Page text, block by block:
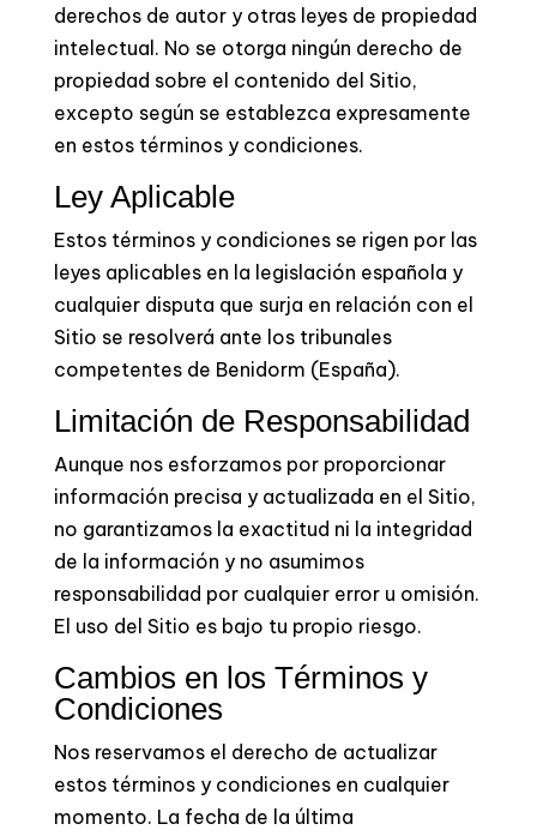
derechos de autor y otras leyes de propiedad
intelectual. No se otorga ningún derecho de
propiedad sobre el contenido del Sitio,
excepto según se establezca expresamente
en estos términos y condiciones.
Ley Aplicable
Estos términos y condiciones se rigen por las
leyes aplicables en la legislación española y
cualquier disputa que surja en relación con el
Sitio se resolverá ante los tribunales
competentes de Benidorm (España).
Limitación de Responsabilidad
Aunque nos esforzamos por proporcionar
información precisa y actualizada en el Sitio,
no garantizamos la exactitud ni la integridad
de la información y no asumimos
responsabilidad por cualquier error u omisión.
El uso del Sitio es bajo tu propio riesgo.
Cambios en los Términos y
Condiciones
Nos reservamos el derecho de actualizar
estos términos y condiciones en cualquier
momento. La fecha de la última